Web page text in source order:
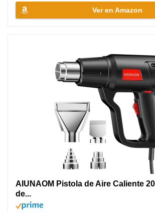
Ver en Amazon
AIUNAOM Pistola de Aire Caliente
de...